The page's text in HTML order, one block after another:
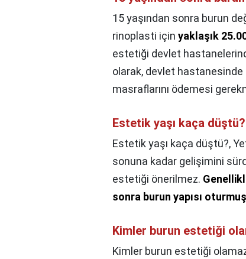
15 yaşından sonra burun
rinoplasti için yaklaşık
estetiği devlet
olarak, devlet
masraflarını ödemesi
Estetik yaşı kaça düştü?
Estetik yaşı kaça düştü?,
sonuna kadar gelişimini
estetiği önerilmez.
sonra burun yapısı
Kimler burun estetiği
Kimler burun estetiği